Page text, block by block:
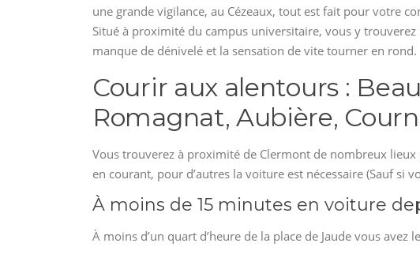
une grande vigilance, au Cézeaux, tout est fait pour votre
Situé à proximité du campus universitaire, vous y
manque de dénivelé et la sensation de vite tourner en rond.
Courir aux alentours :
Romagnat, Aubière,
Vous trouverez à proximité de Clermont de nombreux
en courant, pour d’autres la voiture est nécessaire (Sauf si
À moins de 15 minutes en voiture
À moins d’un quart d’heure de la place de Jaude vous avez